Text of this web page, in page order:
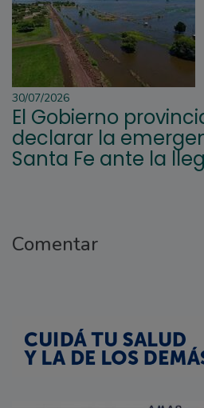
30/07/2026
El Gobierno
declarar la
Santa Fe ante la
Comentar